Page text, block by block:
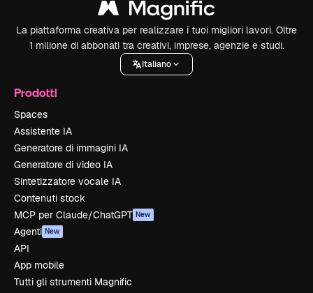
La piattaforma creativa per realizzare i tuoi migliori lavori. Oltre
1 milione di abbonati tra creativi, imprese, agenzie e studi.
Italiano
Prodotti
Spaces
Assistente IA
Generatore di immagini IA
Generatore di video IA
Sintetizzatore vocale IA
Contenuti stock
MCP per Claude/ChatGPT New
Agenti New
API
App mobile
Tutti gli strumenti Magnific